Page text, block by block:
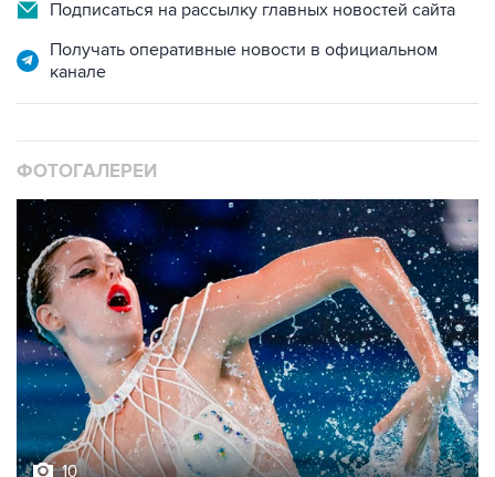
Подписаться на рассылку главных новостей сайта
Получать оперативные новости в официальном
канале
ФОТОГАЛЕРЕИ
10